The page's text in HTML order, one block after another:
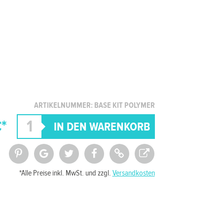
ARTIKELNUMMER: BASE KIT POLYMER
*Alle Preise inkl. MwSt. und zzgl. Versandkosten